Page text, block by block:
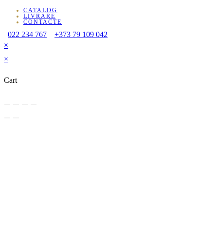
CATALOG
LIVRARE
CONTACTE
022 234 767
+373 79 109 042
×
×
Cart